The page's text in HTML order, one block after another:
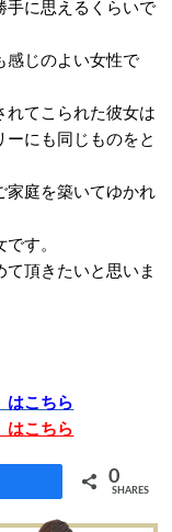
手に思えるくらいで
感じのよい女性で
れてこられた彼女は
にも同じものをと
家庭を築いてゆかれ
す。
頂きたいと思いま
はこちら
はこちら
0
SHARES